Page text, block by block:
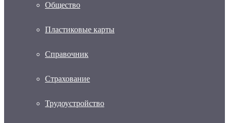
Общество
Пластиковые карты
Справочник
Страхование
Трудоустройство